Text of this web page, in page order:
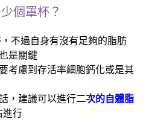
個罩杯？
不過自身有沒有足夠的脂肪
是關鍵
考慮到存活率細胞鈣化或是其
，建議可以進行二次的自體脂
進行